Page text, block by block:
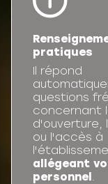
pratiques
Il répond
questions
concernant
d'ouverture,
ou l'accès à
allégeant
personnel.